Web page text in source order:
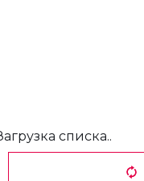
списка..